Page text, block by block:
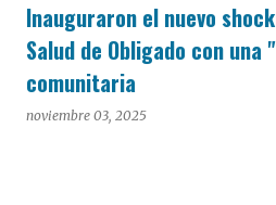
Inauguraron el nuevo
Salud de Obligado con una
comunitaria
noviembre 03, 2025